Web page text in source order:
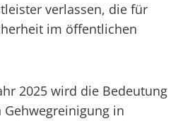
verlassen, die für
im öffentlichen
2025 wird die Bedeutung
in